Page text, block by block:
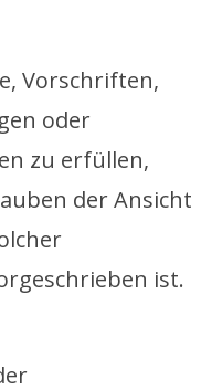
Vorschriften,
oder
zu erfüllen,
der Ansicht
ist.